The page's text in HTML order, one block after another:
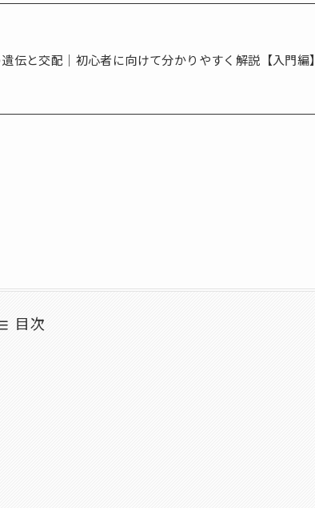
伝と交配｜初心者に向けて分かりやすく解説【入門編】
目次